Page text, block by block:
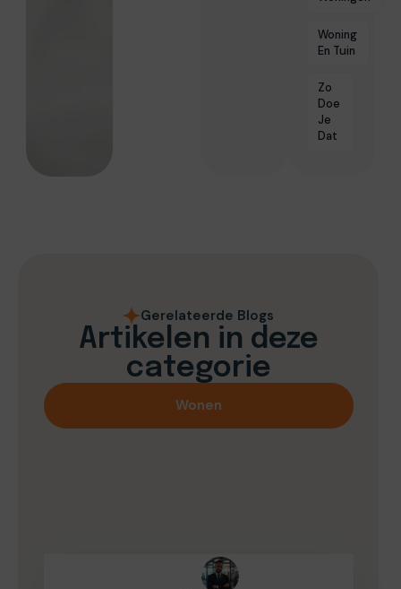
Woning
En Tuin
Zo
Doe
Je
Dat
Gerelateerde Blogs
Artikelen in deze
categorie
Wonen